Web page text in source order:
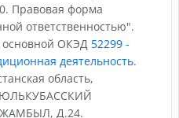
Правовая форма
ответственностью".
основной ОКЭД 52299 -
деятельность.
область,
Д.24.